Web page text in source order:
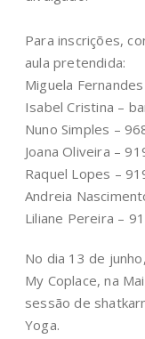
Para inscrições,
aula pretendida:
Miguela
Isabel Cristina –
Nuno Simples –
Joana Oliveira –
Raquel Lopes –
Andreia
Liliane Pereira –
No dia 13 de
My Coplace, na
sessão de
Yoga.